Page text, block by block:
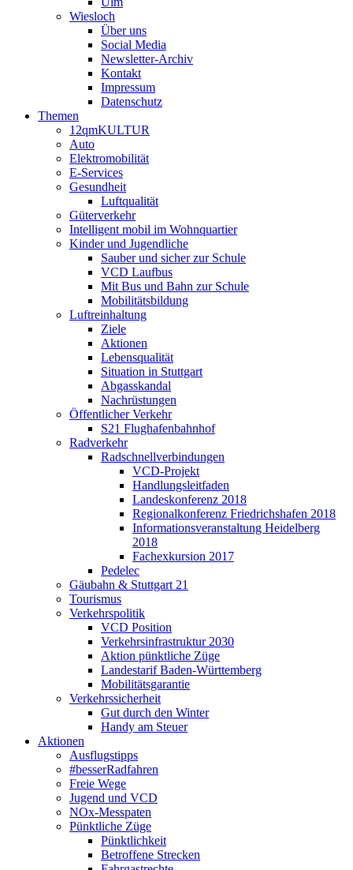
Wiesloch
Über uns
Social Media
Newsletter-Archiv
Kontakt
Impressum
Datenschutz
Themen
12qmKULTUR
Auto
Elektromobilität
E-Services
Gesundheit
Luftqualität
Güterverkehr
Intelligent mobil im Wohnquartier
Kinder und Jugendliche
Sauber und sicher zur Schule
VCD Laufbus
Mit Bus und Bahn zur Schule
Mobilitätsbildung
Luftreinhaltung
Ziele
Aktionen
Lebensqualität
Situation in Stuttgart
Abgasskandal
Nachrüstungen
Öffentlicher Verkehr
S21 Flughafenbahnhof
Radverkehr
Radschnellverbindungen
VCD-Projekt
Handlungsleitfaden
Landeskonferenz 2018
Regionalkonferenz Friedrichshafen 2018
Informationsveranstaltung Heidelberg
2018
Fachexkursion 2017
Pedelec
Gäubahn & Stuttgart 21
Tourismus
Verkehrspolitik
VCD Position
Verkehrsinfrastruktur 2030
Aktion pünktliche Züge
Landestarif Baden-Württemberg
Mobilitätsgarantie
Verkehrssicherheit
Gut durch den Winter
Handy am Steuer
Aktionen
Ausflugstipps
#besserRadfahren
Freie Wege
Jugend und VCD
NOx-Messpaten
Pünktliche Züge
Pünktlichkeit
Betroffene Strecken